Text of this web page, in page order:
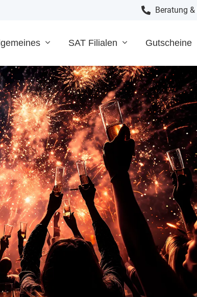
Beratung
SAT Filialen Gutscheine